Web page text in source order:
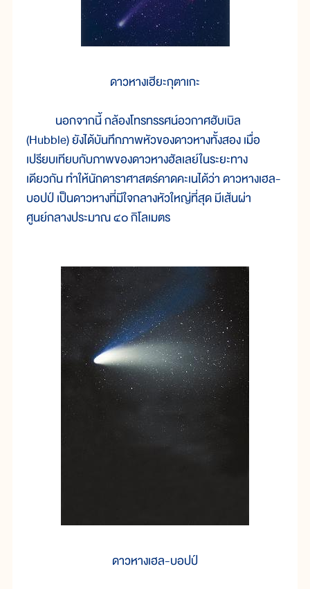
ดาวหางเฮียะกุตาเกะ
นอกจากนี้ กล้องโทรทรรศน์อวกาศฮับเบิล
(Hubble) ยังได้บันทึกภาพหัวของดาวหางทั้งสอง เมื่อ
เปรียบเทียบกับภาพของดาวหางฮัลเลย์ในระยะทาง
เดียวกัน ทำให้นักดาราศาสตร์คาดคะเนได้ว่า ดาวหางเฮล-
บอปป์ เป็นดาวหางที่มีใจกลางหัวใหญ่ที่สุด มีเส้นผ่า
ศูนย์กลางประมาณ ๔๐ กิโลเมตร
ดาวหางเฮล-บอปป์